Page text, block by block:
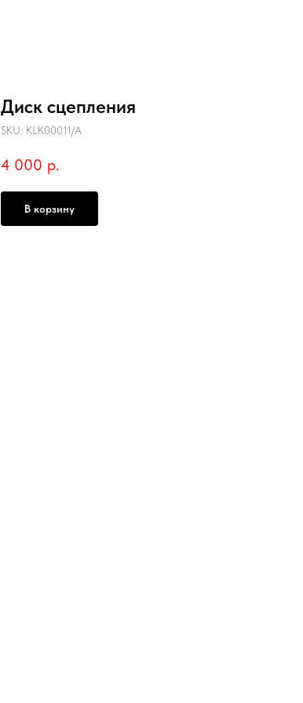
Диск сцепления
SKU: KLK00011/A
4 000 р.
В корзину